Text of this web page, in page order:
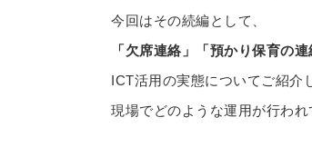
今回はその続編として、
「欠席連絡」「預かり保育の連
ICT活用の実態についてご紹介
現場でどのような運用が行わ